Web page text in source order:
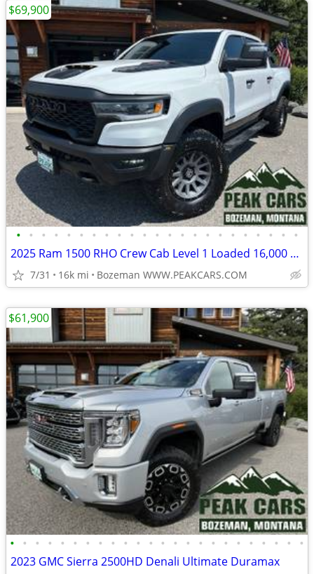
• • • • • • • • • • • • • • • • • • • • • • •
2025 Ram 1500 RHO Crew Cab Level 1 Loaded 16,000 Miles One-Owner
7/31 16k mi Bozeman WWW.PEAKCARS.COM
$69,900
• • • • • • • • • • • • • • • • • • • • • • • •
2023 GMC Sierra 2500HD Denali Ultimate Duramax
$61,900